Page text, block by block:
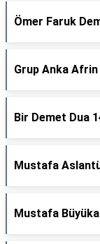
Ömer Faruk
Grup Anka
Bir Demet Dua
Mustafa
Mustafa